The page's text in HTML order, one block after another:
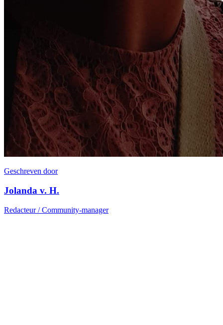
Geschreven door
Jolanda v. H.
Redacteur / Community-manager